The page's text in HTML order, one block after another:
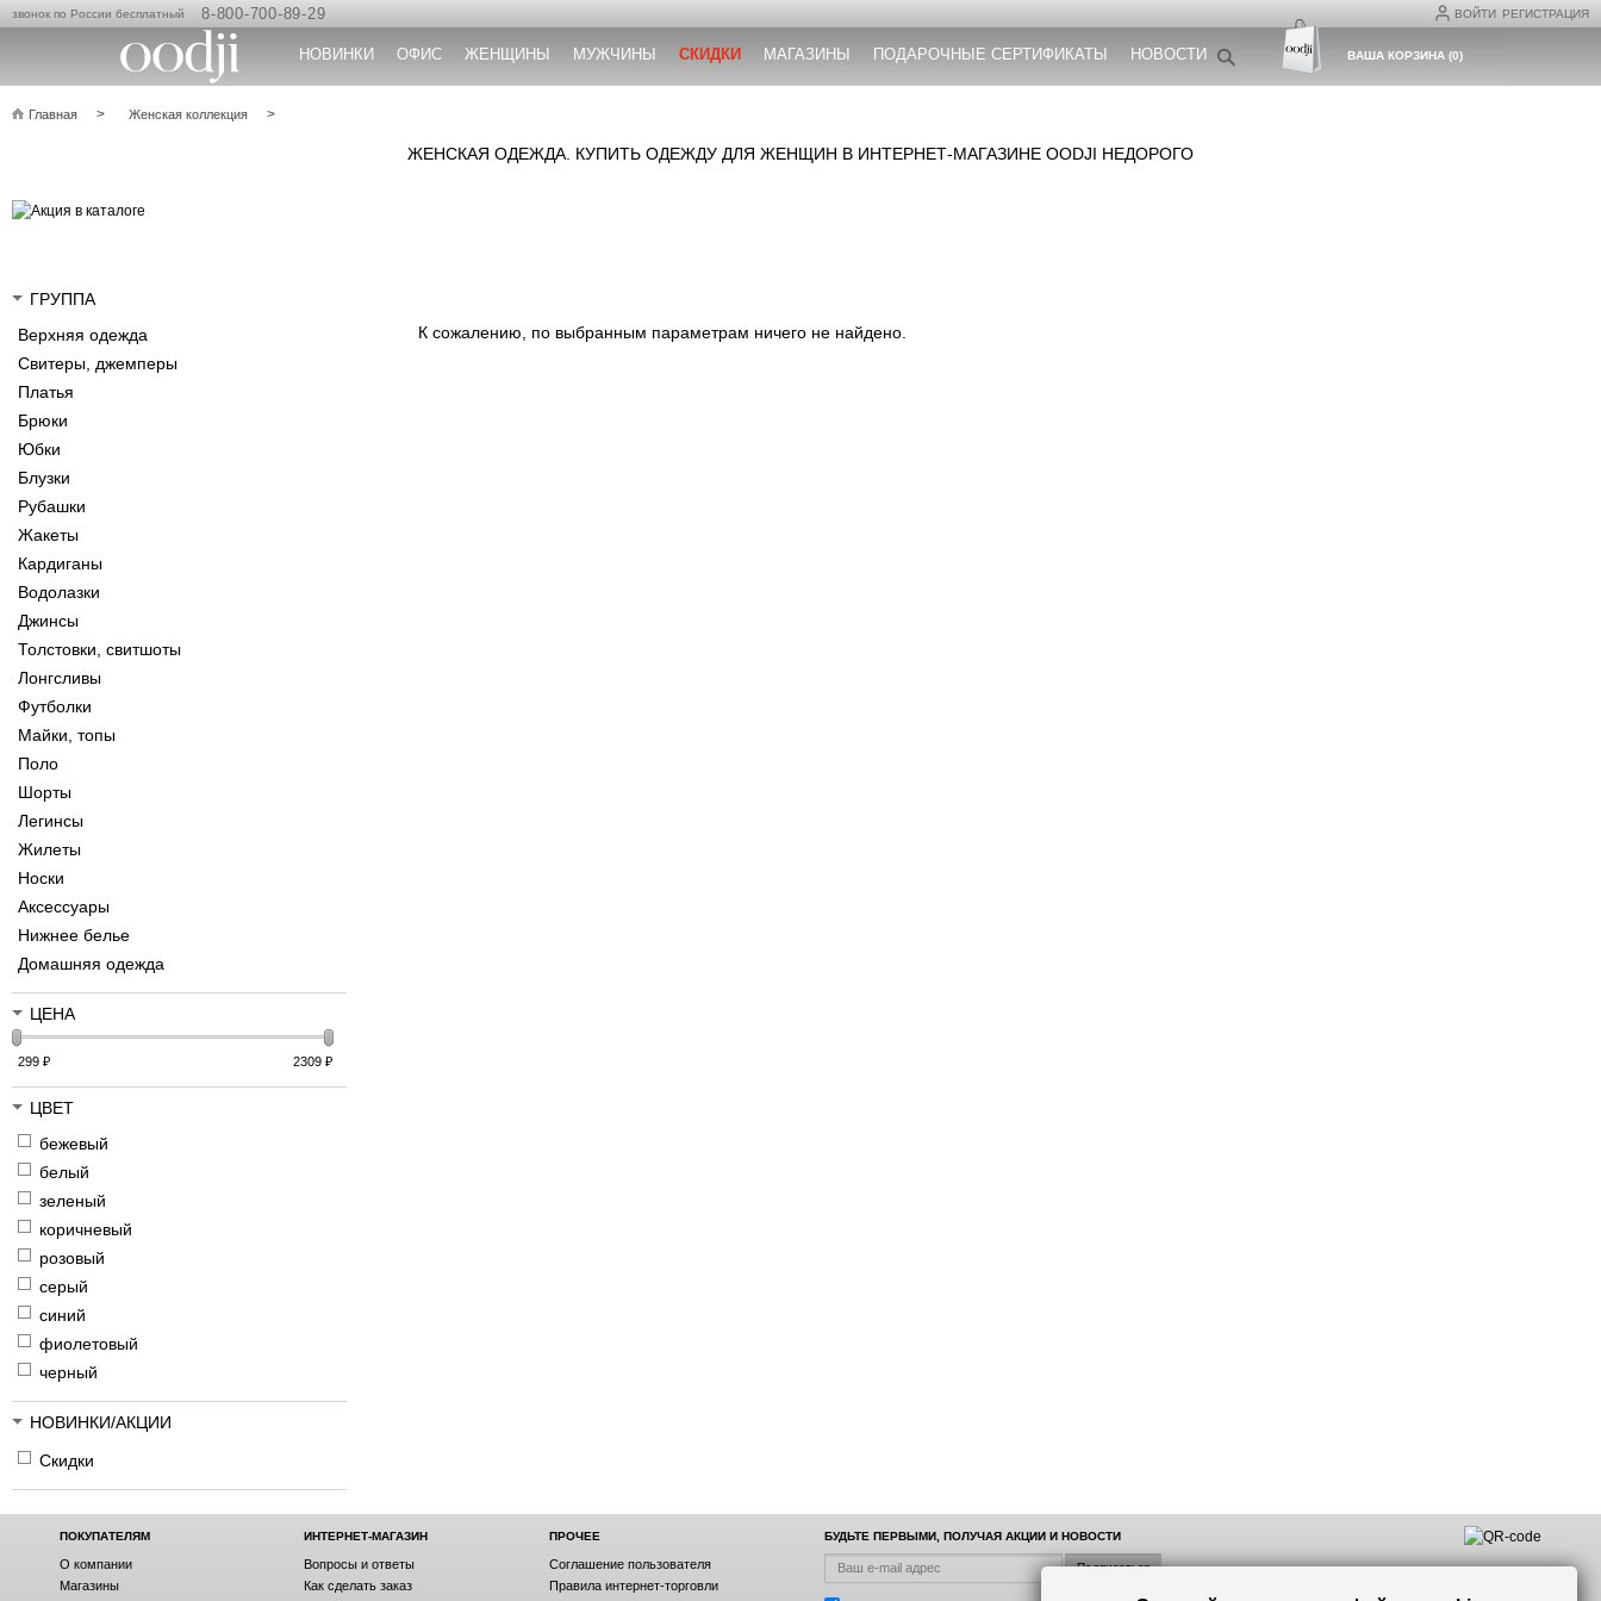
ВОЙТИ РЕГИСТРАЦИЯ
звонок по России бесплатный 8-800-700-89-29
НОВИНКИ ОФИС ЖЕНЩИНЫ МУЖЧИНЫ СКИДКИ МАГАЗИНЫ ПОДАРОЧНЫЕ СЕРТИФИКАТЫ НОВОСТИ ВАША КОРЗИНА(0)
Главная Женская коллекция
ЖЕНСКАЯ ОДЕЖДА. КУПИТЬ ОДЕЖДУ ДЛЯ ЖЕНЩИН В ИНТЕРНЕТ-МАГАЗИНЕ OODJI НЕДОРОГО
ГРУППА
Верхняя одежда
Свитеры, джемперы
Платья
Брюки
Юбки
Блузки
Рубашки
Жакеты
Кардиганы
Водолазки
Джинсы
Толстовки, свитшоты
Лонгсливы
Футболки
Майки, топы
Поло
Шорты
Легинсы
Жилеты
Носки
Аксессуары
Нижнее белье
Домашняя одежда
ЦЕНА
299 ₽ 2309₽
ЦВЕТ
бежевый
белый
зеленый
коричневый
розовый
серый
синий
фиолетовый
черный
НОВИНКИ/АКЦИИ
Скидки
К сожалению, по выбранным параметрам ничего не найдено.
ПОКУПАТЕЛЯМ
О компании
Магазины
ИНТЕРНЕТ-МАГАЗИН
Вопросы и ответы
Как сделать заказ
ПРОЧЕЕ
Соглашение пользователя
Правила интернет-торговли
БУДЬТЕ ПЕРВЫМИ, ПОЛУЧАЯ АКЦИИ И НОВОСТИ